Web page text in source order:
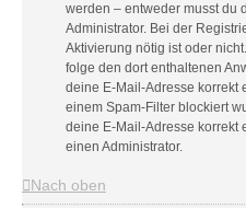
werden – entweder musst du
Administrator. Bei der
Aktivierung nötig ist oder
folge den dort enthaltenen
deine E-Mail-Adresse korrekt
einem Spam-Filter blockiert
deine E-Mail-Adresse korrekt
einen Administrator.
Nach oben